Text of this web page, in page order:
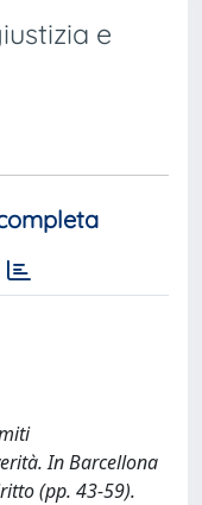
e
In Barcellona
(pp. 43-59).